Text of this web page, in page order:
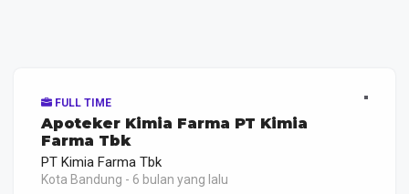
FULL TIME
Apoteker Kimia Farma PT Kimia
Farma Tbk
PT Kimia Farma Tbk
Kota Bandung - 6 bulan yang lalu